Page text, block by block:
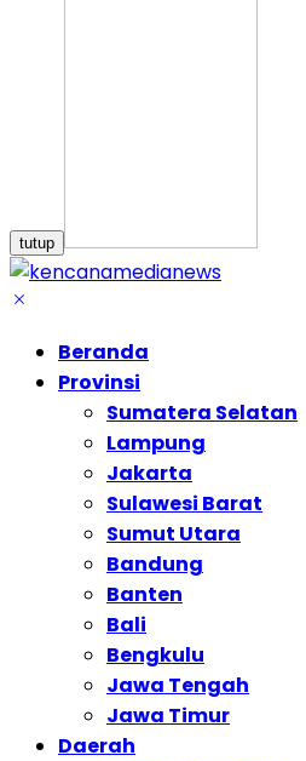
tutup
Beranda
Provinsi
Sumatera Selatan
Lampung
Jakarta
Sulawesi Barat
Sumut Utara
Bandung
Banten
Bali
Bengkulu
Jawa Tengah
Jawa Timur
Daerah